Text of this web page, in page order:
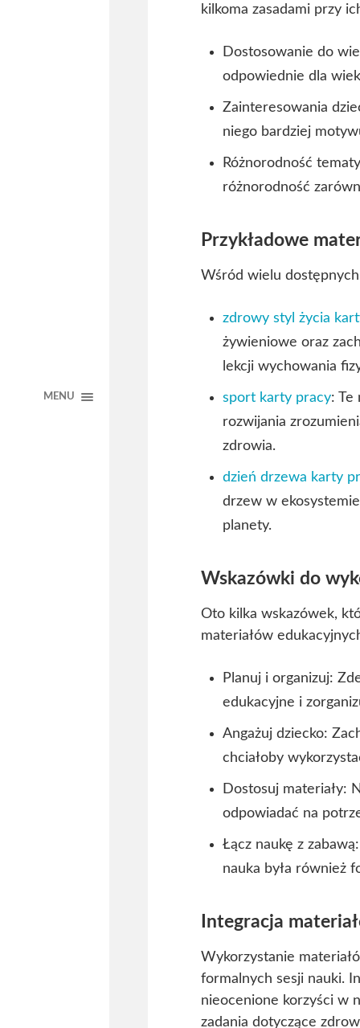
MENU
kilkoma zasadami przy
Dostosowanie do
odpowiednie dla
Zainteresowania
niego bardziej
Różnorodność
różnorodność
Przykładowe
Wśród wielu
zdrowy styl życia
żywieniowe oraz
lekcji wychowania
sport karty pracy: Te
rozwijania
zdrowia.
dzień drzewa karty
drzew w
planety.
Wskazówki do
Oto kilka wskazówek,
materiałów
Planuj i organizuj:
edukacyjne i
Angażuj dziecko:
chciałoby
Dostosuj materiały:
odpowiadać na
Łącz naukę z
nauka była również
Integracja
Wykorzystanie
formalnych sesji nauki.
nieocenione korzyści w
zadania dotyczące